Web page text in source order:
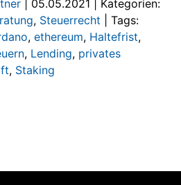
05.05.2021
Kategorien:
, Steuerrecht
Tags:
, ethereum, Haltefrist,
, Lending, privates
, Staking